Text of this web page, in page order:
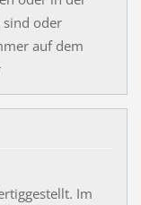
sind oder
auf dem
Im